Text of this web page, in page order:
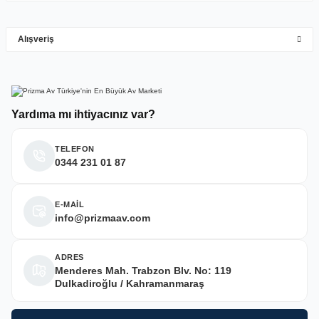
Deneyimini Paylaş
Yardıma mı ihtiyacınız var?
TELEFON
0344 231 01 87
E-MAİL
info@prizmaav.com
ADRES
Menderes Mah. Trabzon Blv. No: 119
Dulkadiroğlu / Kahramanmaraş
Alışveriş